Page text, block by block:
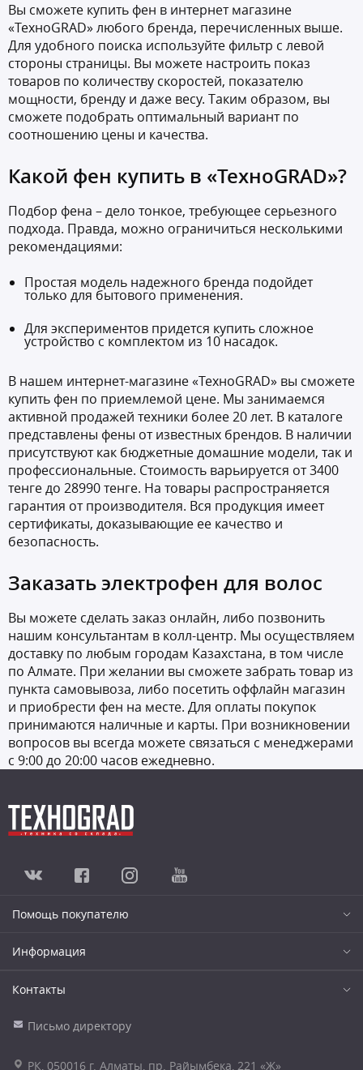
Вы сможете купить фен в интернет магазине
«ТехноGRAD» любого бренда, перечисленных выше.
Для удобного поиска используйте фильтр с левой
стороны страницы. Вы можете настроить показ
товаров по количеству скоростей, показателю
мощности, бренду и даже весу. Таким образом, вы
сможете подобрать оптимальный вариант по
соотношению цены и качества.
Какой фен купить в «ТехноGRAD»?
Подбор фена – дело тонкое, требующее серьезного
подхода. Правда, можно ограничиться несколькими
рекомендациями:
Простая модель надежного бренда подойдет
только для бытового применения.
Для экспериментов придется купить сложное
устройство с комплектом из 10 насадок.
В нашем интернет-магазине «ТехноGRAD» вы сможете
купить фен по приемлемой цене. Мы занимаемся
активной продажей техники более 20 лет. В каталоге
представлены фены от известных брендов. В наличии
присутствуют как бюджетные домашние модели, так и
профессиональные. Стоимость варьируется от 3400
тенге до 28990 тенге. На товары распространяется
гарантия от производителя. Вся продукция имеет
сертификаты, доказывающие ее качество и
безопасность.
Заказать электрофен для волос
Вы можете сделать заказ онлайн, либо позвонить
нашим консультантам в колл-центр. Мы осуществляем
доставку по любым городам Казахстана, в том числе
по Алмате. При желании вы сможете забрать товар из
пункта самовывоза, либо посетить оффлайн магазин
и приобрести фен на месте. Для оплаты покупок
принимаются наличные и карты. При возникновении
вопросов вы всегда можете связаться с менеджерами
с 9:00 до 20:00 часов ежедневно.
Помощь покупателю
Информация
Контакты
Письмо директору
РК, 050016 г. Алматы, пр. Райымбека, 221 «Ж»